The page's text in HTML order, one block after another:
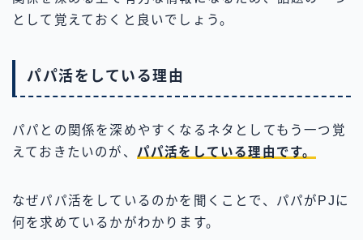
として覚えておくと良いでしょう。
パパ活をしている理由
パパとの関係を深めやすくなるネタとしてもう一つ覚
えておきたいのが、 パパ活をしている理由です。
なぜパパ活をしているのかを聞くことで、パパがPJに
何を求めているかがわかります。